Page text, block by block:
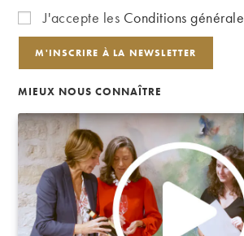
J'accepte les Conditions
MIEUX NOUS CONNAÎTRE